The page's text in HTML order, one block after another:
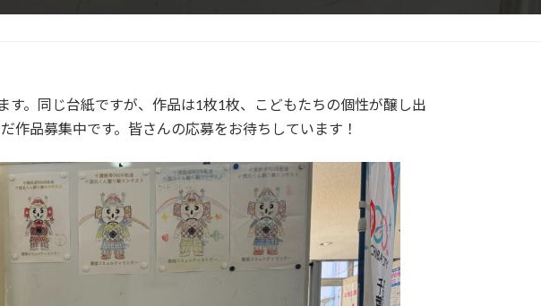
す。同じ台紙ですが、作品は1枚1枚、こどもたちの個性が醸し出
作品募集中です。皆さんの応募をお待ちしています！